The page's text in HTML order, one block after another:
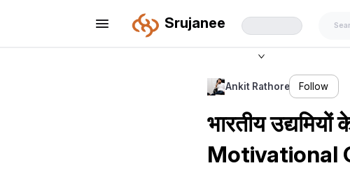
Srujanee
Ankit Rathore Follow
भारतीय
Motivational